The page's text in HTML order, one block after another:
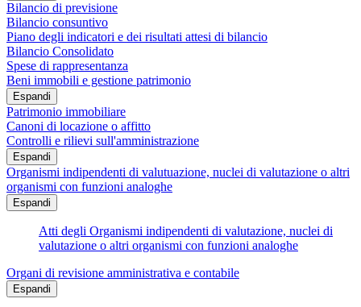
Bilancio di previsione
Bilancio consuntivo
Piano degli indicatori e dei risultati attesi di bilancio
Bilancio Consolidato
Spese di rappresentanza
Beni immobili e gestione patrimonio
Espandi
Patrimonio immobiliare
Canoni di locazione o affitto
Controlli e rilievi sull'amministrazione
Espandi
Organismi indipendenti di valutuazione, nuclei di valutazione o altri
organismi con funzioni analoghe
Espandi
Atti degli Organismi indipendenti di valutazione, nuclei di
valutazione o altri organismi con funzioni analoghe
Organi di revisione amministrativa e contabile
Espandi